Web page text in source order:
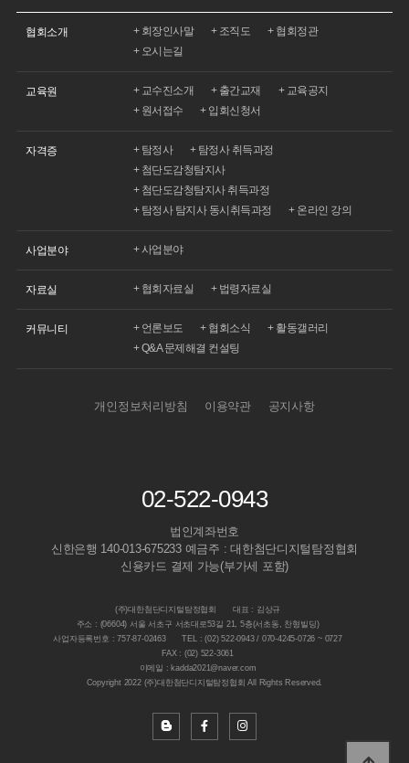
협회소개 회장인사말 조직도
협회정관
오시는길
교육원 교수진소개 출간교재
교육공지
원서접수
입회신청서
자격증 탐정사
탐정사 취득과정
첨단도감청탐지사
첨단도감청탐지사 취득과정
탐정사 탐지사 동시취득과정
온라인 강의
사업분야 사업분야
자료실 협회자료실 법령자료실
커뮤니티 언론보도 협회소식
활동갤러리
Q&A 문제해결 컨설팅
개인정보처리방침 이용약관 공지사항
02-522-0943
법인계좌번호
신한은행 140-013-675233 예금주 : 대한첨단디지털탐정협회
신용카드 결제 가능(부가세 포함)
(주)대한첨단디지털탐정협회
대표 : 김상규
주소 : (06604) 서울 서초구 서초대로53길 21, 5층(서초동, 찬형빌딩)
사업자등록번호 : 757-87-02463
TEL : (02) 522-0943 / 070-4245-0726 ~ 0727
FAX : (02) 522-3061
이메일 : kadda2021@naver.com
Copyright 2022 (주)대한첨단디지털탐정협회 All Rights Reserved.